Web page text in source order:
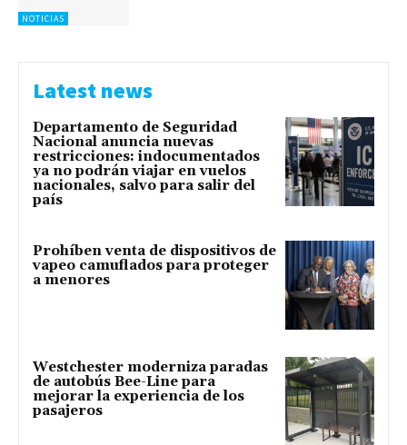
NOTICIAS
Latest news
Departamento de Seguridad
Nacional anuncia nuevas
restricciones: indocumentados
ya no podrán viajar en vuelos
nacionales, salvo para salir del
país
Prohíben venta de dispositivos de
vapeo camuflados para proteger
a menores
Westchester moderniza paradas
de autobús Bee-Line para
mejorar la experiencia de los
pasajeros